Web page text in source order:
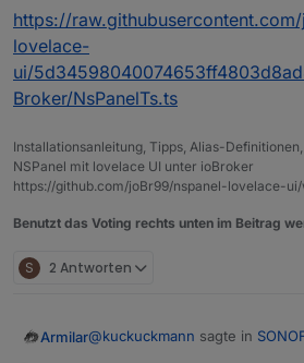
https://
lovelace-
ui/
Broker/NsPanelTs.ts
Installationsanleitung, Tipps, Alias-
NSPanel mit lovelace UI unter ioBroker
https://github.com/joBr99/nspanel-lovelace-
Benutzt das Voting rechts unten im Beitrag
S 2 Antworten
Armilar@kuckuckmann sagte in